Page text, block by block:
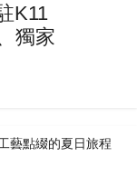
K11
獨家
藝點綴的夏日旅程